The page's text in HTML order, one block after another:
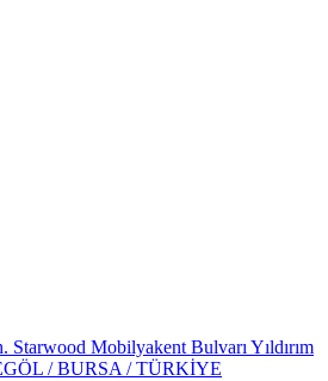
Mobilyakent Bulvarı Yıldırım
/ BURSA / TÜRKİYE